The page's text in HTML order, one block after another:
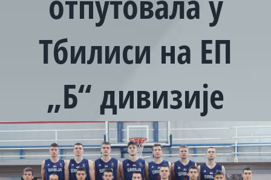
Тбилиси на ЕП
„Б“ дивизије
View
Larger
Image